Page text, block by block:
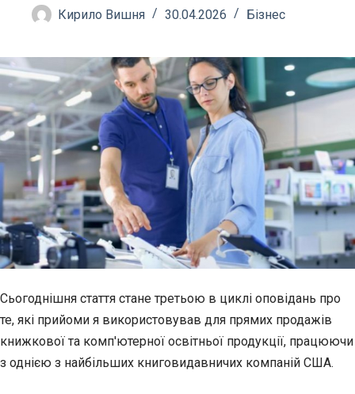
Кирило Вишня 30.04.2026 Бізнес
Сьогоднішня стаття стане третьою в циклі оповідань про
те, які прийоми я використовував для прямих продажів
книжкової та комп'ютерної освітньої продукції, працюючи
з однією з найбільших книговидавничих компаній США.